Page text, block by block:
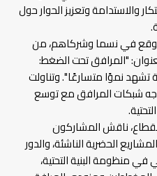
والاستدامة وتعزيز الحوار حول
في نسما وشركاهم، من
"المرافق تحت الضغط:
تشهد نموًا متسارعًا". وتناولت
شبكات المرافق مع توسع
ناقش المشاركون
الحضرية الناشئة، والدور
في منظومة البنية التحتية،